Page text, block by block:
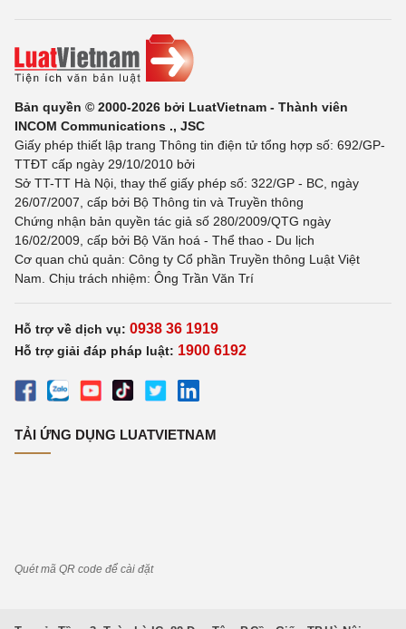
Bản quyền © 2000-2026 bởi LuatVietnam - Thành viên
INCOM Communications ., JSC
Giấy phép thiết lập trang Thông tin điện tử tổng hợp số: 692/GP-
TTĐT cấp ngày 29/10/2010 bởi
Sở TT-TT Hà Nội, thay thế giấy phép số: 322/GP - BC, ngày
26/07/2007, cấp bởi Bộ Thông tin và Truyền thông
Chứng nhận bản quyền tác giả số 280/2009/QTG ngày
16/02/2009, cấp bởi Bộ Văn hoá - Thể thao - Du lịch
Cơ quan chủ quản: Công ty Cổ phần Truyền thông Luật Việt
Nam. Chịu trách nhiệm: Ông Trần Văn Trí
Hỗ trợ về dịch vụ: 0938 36 1919
Hỗ trợ giải đáp pháp luật: 1900 6192
TẢI ỨNG DỤNG LUATVIETNAM
Quét mã QR code để cài đặt